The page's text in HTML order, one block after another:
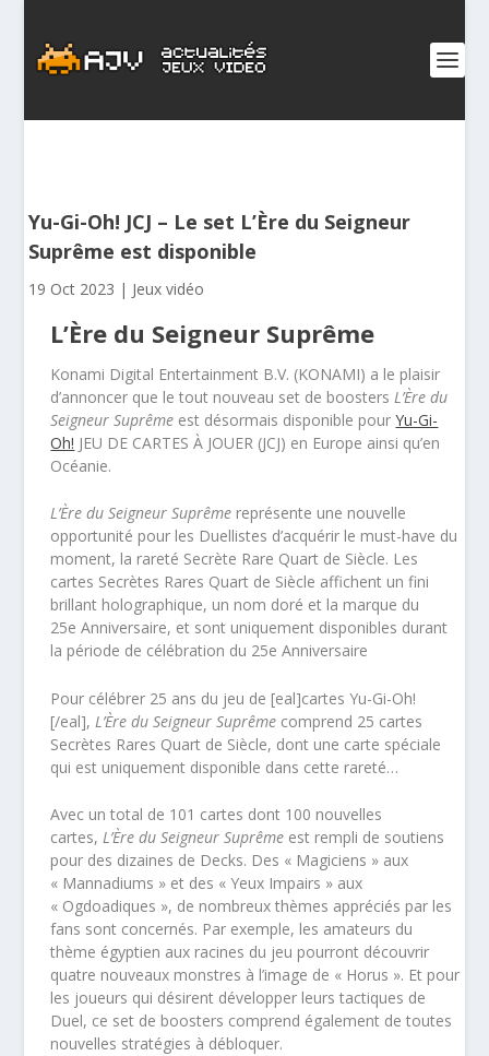
Yu-Gi-Oh! JCJ – Le set L’Ère du Seigneur
Suprême est disponible
19 Oct 2023 | Jeux vidéo
L’Ère du Seigneur Suprême
Konami Digital Entertainment B.V. (KONAMI) a le plaisir
d’annoncer que le tout nouveau set de boostersL’Ère du
Seigneur Suprême est désormais disponible pourYu-Gi-
Oh! JEU DE CARTES À JOUER (JCJ) en Europe ainsi qu’en
Océanie.
L’Ère du Seigneur Suprême représente une nouvelle
opportunité pour les Duellistes d’acquérir le must-have du
moment, la rareté Secrète Rare Quart de Siècle. Les
cartes Secrètes Rares Quart de Siècle affichent un fini
brillant holographique, un nom doré et la marque du
25e Anniversaire, et sont uniquement disponibles durant
la période de célébration du 25e Anniversaire
Pour célébrer 25 ans du jeu de [eal]cartes Yu-Gi-Oh!
[/eal], L’Ère du Seigneur Suprême comprend 25 cartes
Secrètes Rares Quart de Siècle, dont une carte spéciale
qui est uniquement disponible dans cette rareté…
Avec un total de 101 cartes dont 100 nouvelles
cartes,L’Ère du Seigneur Suprême est rempli de soutiens
pour des dizaines de Decks. Des « Magiciens » aux
« Mannadiums » et des « Yeux Impairs » aux
« Ogdoadiques », de nombreux thèmes appréciés par les
fans sont concernés. Par exemple, les amateurs du
thème égyptien aux racines du jeu pourront découvrir
quatre nouveaux monstres à l’image de « Horus ». Et pour
les joueurs qui désirent développer leurs tactiques de
Duel, ce set de boosters comprend également de toutes
nouvelles stratégies à débloquer.